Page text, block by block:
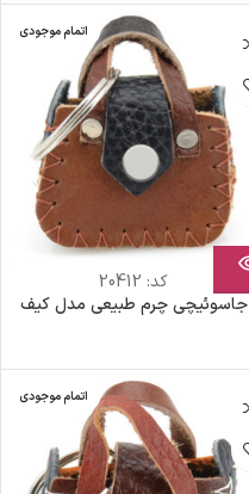
اتمام موجودی
کد: 20412
جاسوئیچی چرم طبیعی مدل کیف
اتمام موجودی